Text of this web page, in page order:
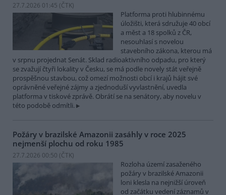
27.7.2026 01:45 (ČTK)
Platforma proti hlubinnému
úložišti, která sdružuje 40 obcí
a měst a 18 spolků z ČR,
nesouhlasí s novelou
stavebního zákona, kterou má
v srpnu projednat Senát. Sklad radioaktivního odpadu, pro který
se zvažují čtyři lokality v Česku, se má podle novely stát veřejně
prospěšnou stavbou, což omezí možnosti obcí i krajů hájit své
oprávněné veřejné zájmy a zjednoduší vyvlastnění, uvedla
platforma v tiskové zprávě. Obrátí se na senátory, aby novelu v
této podobě odmítli.
Požáry v brazilské Amazonii zasáhly v roce 2025
nejmenší plochu od roku 1985
27.7.2026 00:50 (ČTK)
Rozloha území zasaženého
požáry v brazilské Amazonii
loni klesla na nejnižší úroveň
od začátku vedení záznamů v